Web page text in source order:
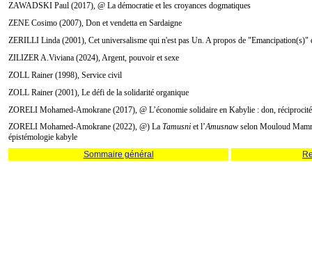
ZAWADSKI Paul (2017), @ La démocratie et les croyances dogmatiques
ZENE Cosimo (2007), Don et vendetta en Sardaigne
ZERILLI Linda (2001), Cet universalisme qui n'est pas Un. A propos de "Emancipation(s)"
ZILIZER A.Viviana (2024), Argent, pouvoir et sexe
ZOLL Rainer (1998), Service civil
ZOLL Rainer (2001), Le défi de la solidarité organique
ZORELI Mohamed-Amokrane (2017), @ L’économie solidaire en Kabylie : don,
ZORELI Mohamed-Amokrane (2022), @) La Tamusni et l’Amusnaw selon Mouloud
épistémologie kabyle
Sommaire général